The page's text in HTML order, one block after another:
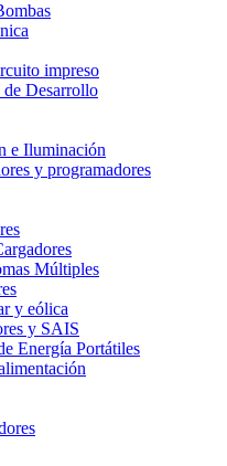
impreso
de Desarrollo
e Iluminación
y programadores
Múltiples
y eólica
y SAIS
Energía Portátiles